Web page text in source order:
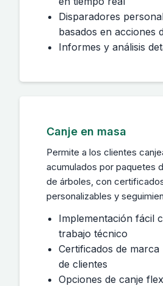
Disparadores
basados en acciones
Informes y análisis
Canje en masa
Permite a los clientes
acumulados por paquetes
de árboles, con
personalizables y
Implementación fácil
trabajo técnico
Certificados de marca
de clientes
Opciones de canje